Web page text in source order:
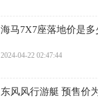
海马7X7座落地价是
2024-04-22 02:47:44
东风风行游艇 预售价